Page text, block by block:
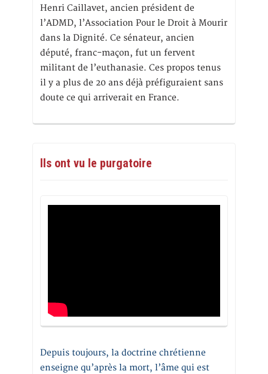
Henri Caillavet, ancien président de
l’ADMD, l’Association Pour le Droit à Mourir
dans la Dignité. Ce sénateur, ancien
député, franc-maçon, fut un fervent
militant de l’euthanasie. Ces propos tenus
il y a plus de 20 ans déjà préfiguraient sans
doute ce qui arriverait en France.
Ils ont vu le purgatoire
Depuis toujours, la doctrine chrétienne
enseigne qu’après la mort, l’âme qui est